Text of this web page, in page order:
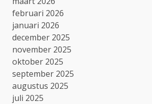
februari 2026
januari 2026
december 2025
november 2025
oktober 2025
september 2025
augustus 2025
juli 2025